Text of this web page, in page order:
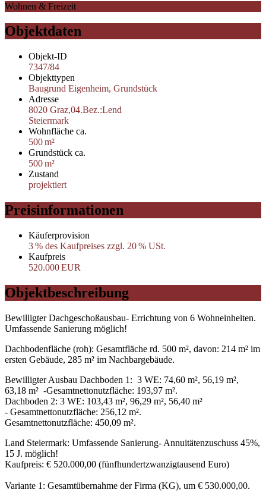
Wohnen & Freizeit
Objektdaten
Objekt-ID
7347/84
Objekttypen
Baugrund Eigenheim, Grundstück
Adresse
8020 Graz,04.Bez.:Lend
Steiermark
Wohnfläche ca.
500 m²
Grund­stück ca.
500 m²
Zustand
projektiert
Preisinformationen
Käufer­provision
3 % des Kaufpreises zzgl. 20 % USt.
Kaufpreis
520.000 EUR
Objekt­beschreibung
Bewilligter Dachgeschoßausbau- Errichtung von 6 Wohneinheiten.
Umfassende Sanierung möglich!
Dachbodenfläche (roh): Gesamtfläche rd. 500 m², davon: 214 m² im
ersten Gebäude, 285 m² im Nachbargebäude.
Bewilligter Ausbau Dachboden 1: 3 WE: 74,60 m², 56,19 m²,
63,18 m² -Gesamtnettonutzfläche: 193,97 m².
Dachboden 2: 3 WE: 103,43 m², 96,29 m², 56,40 m²
- Gesamtnettonutzfläche: 256,12 m².
Gesamtnettonutzfläche: 450,09 m².
Land Steiermark: Umfassende Sanierung- Annuitätenzuschuss 45%,
15 J. möglich!
Kaufpreis: € 520.000,00 (fünfhundertzwanzigtausend Euro)
Variante 1: Gesamtübernahme der Firma (KG), um € 530.000,00.